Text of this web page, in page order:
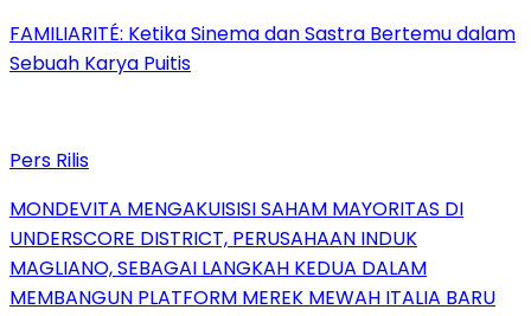
FAMILIARITÉ: Ketika Sinema dan Sastra Bertemu dalam
Sebuah Karya Puitis
Pers Rilis
MONDEVITA MENGAKUISISI SAHAM MAYORITAS DI
UNDERSCORE DISTRICT, PERUSAHAAN INDUK
MAGLIANO, SEBAGAI LANGKAH KEDUA DALAM
MEMBANGUN PLATFORM MEREK MEWAH ITALIA BARU